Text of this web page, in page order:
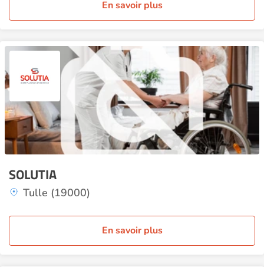
En savoir plus
SOLUTIA
Tulle (19000)
En savoir plus